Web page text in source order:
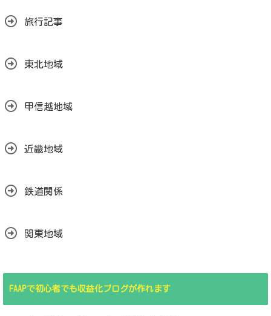
旅行記事
東北地域
甲信越地域
近畿地域
鉄道関係
関東地域
FAAPで初心者でも収益化ブログが作れます